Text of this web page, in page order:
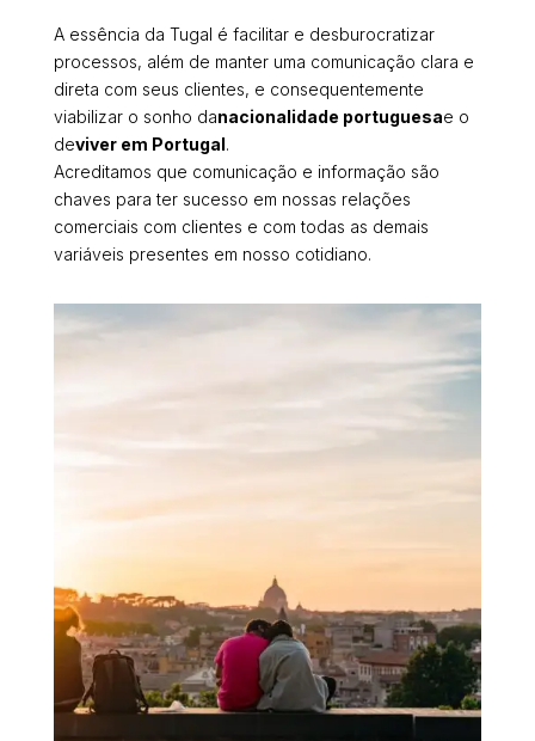
A essência da Tugal é facilitar e desburocratizar
processos, além de manter uma comunicação clara e
direta com seus clientes, e consequentemente
viabilizar o sonho danacionalidade portuguesae o
deviver em Portugal.
Acreditamos que comunicação e informação são
chaves para ter sucesso em nossas relações
comerciais com clientes e com todas as demais
variáveis presentes em nosso cotidiano.